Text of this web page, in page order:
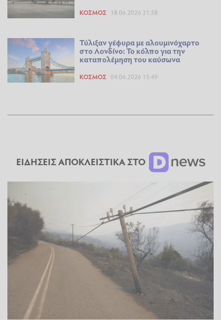
ΚΌΣΜΟΣ 18.06.2026 21:58
Τύλιξαν γέφυρα με αλουμινόχαρτο
στο Λονδίνο: Το κόλπο για την
καταπολέμηση του καύσωνα
ΚΌΣΜΟΣ 04.06.2026 15:49
ΕΙΔΗΣΕΙΣ ΑΠΟΚΛΕΙΣΤΙΚΑ ΣΤΟ